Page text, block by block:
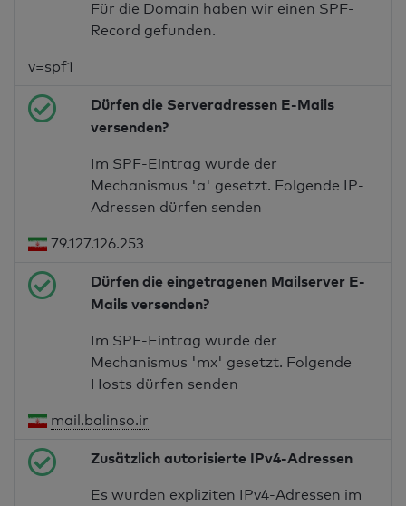
Für die Domain haben wir einen SPF-
Record gefunden.
v=spf1
Dürfen die Serveradressen E-Mails
versenden?
Im SPF-Eintrag wurde der
Mechanismus 'a' gesetzt. Folgende IP-
Adressen dürfen senden
79.127.126.253
Dürfen die eingetragenen Mailserver E-
Mails versenden?
Im SPF-Eintrag wurde der
Mechanismus 'mx' gesetzt. Folgende
Hosts dürfen senden
mail.balinso.ir
Zusätzlich autorisierte IPv4-Adressen
Es wurden expliziten IPv4-Adressen im